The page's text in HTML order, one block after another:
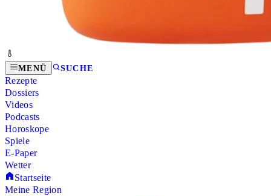
MENÜ SUCHE
Rezepte
Dossiers
Videos
Podcasts
Horoskope
Spiele
E-Paper
Wetter
Startseite
Meine Region